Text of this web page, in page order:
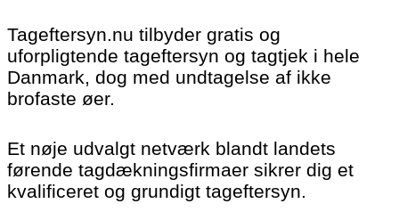
Tageftersyn.nu tilbyder gratis og
uforpligtende tageftersyn og tagtjek i hele
Danmark, dog med undtagelse af ikke
brofaste øer.
Et nøje udvalgt netværk blandt landets
førende tagdækningsfirmaer sikrer dig et
kvalificeret og grundigt tageftersyn.